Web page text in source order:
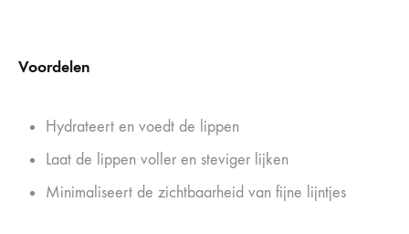
Voordelen
Hydrateert en voedt de lippen
Laat de lippen voller en steviger lijken
Minimaliseert de zichtbaarheid van fijne lijntjes